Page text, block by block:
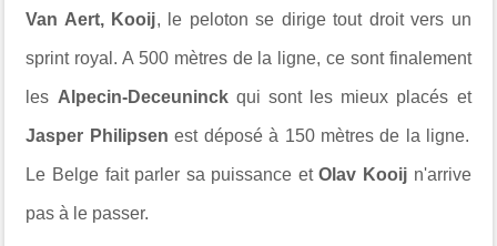
Van Aert, Kooij, le peloton se dirige tout droit vers un
sprint royal. A 500 mètres de la ligne, ce sont finalement
les Alpecin-Deceuninckqui sont les mieux placés et
Jasper Philipsenest déposé à 150 mètres de la ligne.
Le Belge fait parler sa puissance etOlav Kooijn'arrive
pas à le passer.